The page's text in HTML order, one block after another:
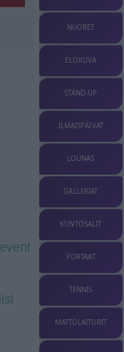
NUORET
ELOKUVA
STAND-UP
ILMAISPÄIVÄT
LOUNAS
GALLERIAT
KUNTOSALIT
PORTAAT
TENNIS
MATTOLAITURIT